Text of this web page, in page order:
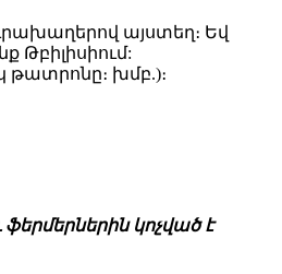
այստեղ։ Եվ
խմբ.)։
կոչված է